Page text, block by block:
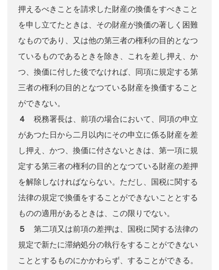
押えるべきことを請求した財産の換価をすべきこと
を申し立てたときは、その財産が換価の著しく困難
なものであり、又は他の第三者の権利の目的となつ
ているものであるときを除き、これを差し押え、か
つ、換価に付した後でなければ、同項に規定する第
三者の権利の目的となつている財産を換価すること
ができない。
４
税務署長は、前項の場合において、同項の申立
があつた日から二月以内にその申立に係る財産を差
し押え、かつ、換価に付さないときは、第一項に規
定する第三者の権利の目的となつている財産の差押
を解除しなければならない。ただし、国税に関する
法律の規定で換価をすることができないこととする
ものの適用があるときは、この限りでない。
５
第二項又は前項の差押は、国税に関する法律の
規定で新たに滞納処分の執行をすることができない
こととするものにかかわらず、することができる。